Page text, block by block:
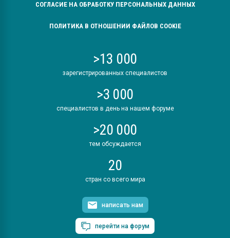
СОГЛАСИЕ НА ОБРАБОТКУ ПЕРСОНАЛЬНЫХ ДАННЫХ
ПОЛИТИКА В ОТНОШЕНИИ ФАЙЛОВ COOKIE
>13 000
зарегистрированных специалистов
>3 000
специалистов в день на нашем форуме
>20 000
тем обсуждается
20
стран со всего мира
написать нам
перейти на форум